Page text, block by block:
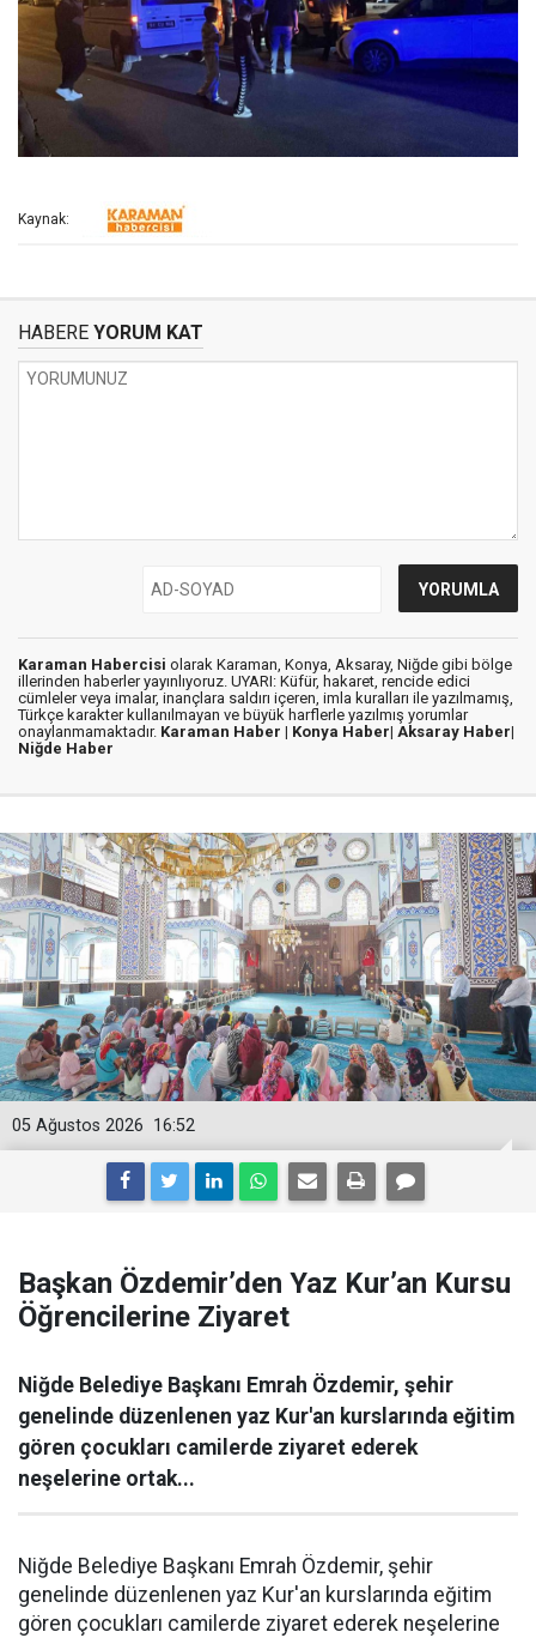
Kaynak:
HABERE YORUM KAT
Karaman Habercisi olarak Karaman, Konya, Aksaray, Niğde gibi bölge
illerinden haberler yayınlıyoruz. UYARI: Küfür, hakaret, rencide edici
cümleler veya imalar, inançlara saldırı içeren, imla kuralları ile yazılmamış,
Türkçe karakter kullanılmayan ve büyük harflerle yazılmış yorumlar
onaylanmamaktadır. Karaman Haber | Konya Haber| Aksaray Haber|
Niğde Haber
16:52
05 Ağustos 2026
Başkan Özdemir’den Yaz Kur’an Kursu
Öğrencilerine Ziyaret
Niğde Belediye Başkanı Emrah Özdemir, şehir
genelinde düzenlenen yaz Kur'an kurslarında eğitim
gören çocukları camilerde ziyaret ederek
neşelerine ortak...
Niğde Belediye Başkanı Emrah Özdemir, şehir
genelinde düzenlenen yaz Kur'an kurslarında eğitim
gören çocukları camilerde ziyaret ederek neşelerine